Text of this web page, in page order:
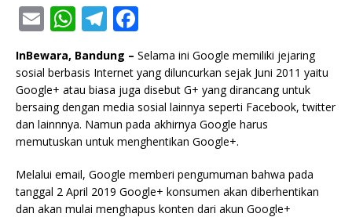
E
ai
l
W
h
at
s
A
p
p
T
e
g
ra
m
a
c
e
b
o
o
k
InBewara, Bandung – Selama ini Google memiliki jejaring
sosial berbasis Internet yang diluncurkan sejak Juni 2011 yaitu
Google+ atau biasa juga disebut G+ yang dirancang untuk
bersaing dengan media sosial lainnya seperti Facebook, twitter
dan lainnnya. Namun pada akhirnya Google harus
memutuskan untuk menghentikan Google+.
Melalui email, Google memberi pengumuman bahwa pada
tanggal 2 April 2019 Google+ konsumen akan diberhentikan
dan akan mulai menghapus konten dari akun Google+